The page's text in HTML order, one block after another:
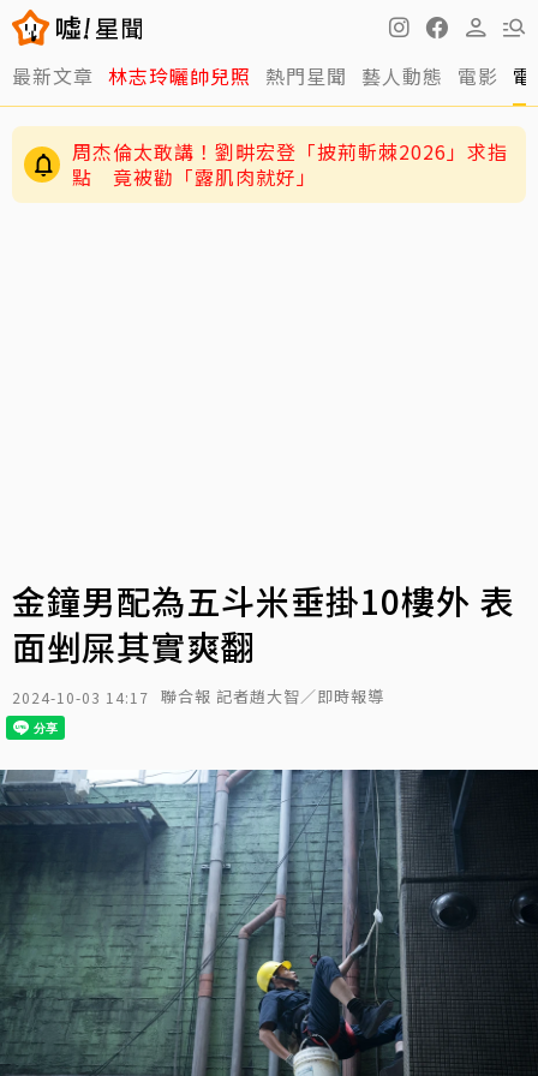
最新文章 林志玲曬帥兒照 熱門星聞 藝人動態 電影
周杰倫太敢講！劉畊宏登「披荊斬棘2026」求指
點 竟被勸「露肌肉就好」
金鐘男配為五斗米垂掛10樓外 表
面剉屎其實爽翻
2024-10-03 14:17 聯合報 記者趙大智／即時報導